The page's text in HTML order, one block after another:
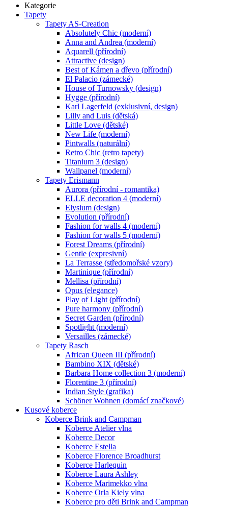
Kategorie
Tapety
Tapety AS-Creation
Absolutely Chic (moderní)
Anna and Andrea (moderní)
Aquarell (přírodní)
Attractive (design)
Best of Kámen a dřevo (přírodní)
El Palacio (zámecké)
House of Turnowsky (design)
Hygge (přírodní)
Karl Lagerfeld (exklusivní, design)
Lilly and Luis (dětská)
Little Love (dětské)
New Life (moderní)
Pintwalls (naturální)
Retro Chic (retro tapety)
Titanium 3 (design)
Wallpanel (moderní)
Tapety Erismann
Aurora (přírodní - romantika)
ELLE decoration 4 (moderní)
Elysium (design)
Evolution (přírodní)
Fashion for walls 4 (moderní)
Fashion for walls 5 (moderní)
Forest Dreams (přírodní)
Gentle (expresivní)
La Terrasse (středomořské vzory)
Martinique (přírodní)
Mellisa (přírodní)
Opus (elegance)
Play of Light (přírodní)
Pure harmony (přírodní)
Secret Garden (přírodní)
Spotlight (moderní)
Versailles (zámecké)
Tapety Rasch
African Queen III (přírodní)
Bambino XIX (dětské)
Barbara Home collection 3 (moderní)
Florentine 3 (přírodní)
Indian Style (grafika)
Schöner Wohnen (domácí značkové)
Kusové koberce
Koberce Brink and Campman
Koberce Atelier vlna
Koberce Decor
Koberce Estella
Koberce Florence Broadhurst
Koberce Harlequin
Koberce Laura Ashley
Koberce Marimekko vlna
Koberce Orla Kiely vlna
Koberce pro děti Brink and Campman